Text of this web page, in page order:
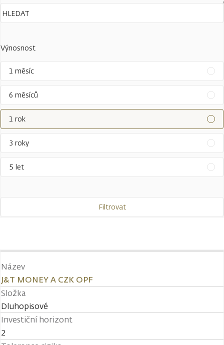
Výnosnost
1 měsíc
6 měsíců
1 rok
3 roky
5 let
Filtrovat
Název
J&T MONEY A CZK OPF
Složka
Dluhopisové
Investiční horizont
2